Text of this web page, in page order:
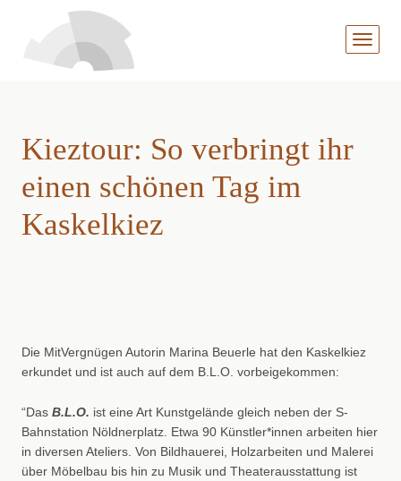
MENÜ
Kieztour: So verbringt ihr
einen schönen Tag im
Kaskelkiez
Die MitVergnügen Autorin Marina Beuerle hat den Kaskelkiez
erkundet und ist auch auf dem B.L.O. vorbeigekommen:
“Das B.L.O. ist eine Art Kunstgelände gleich neben der S-
Bahnstation Nöldnerplatz. Etwa 90 Künstler*innen arbeiten hier
in diversen Ateliers. Von Bildhauerei, Holzarbeiten und Malerei
über Möbelbau bis hin zu Musik und Theaterausstattung ist